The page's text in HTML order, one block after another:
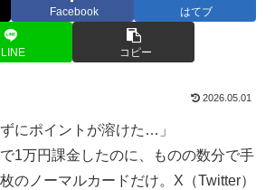
Facebook はてブ
LINE コピー
2026.05.01
にポイントが溶けた…」
1万円課金したのに、ものの数分で手
のノーマルカードだけ。X（Twitter）